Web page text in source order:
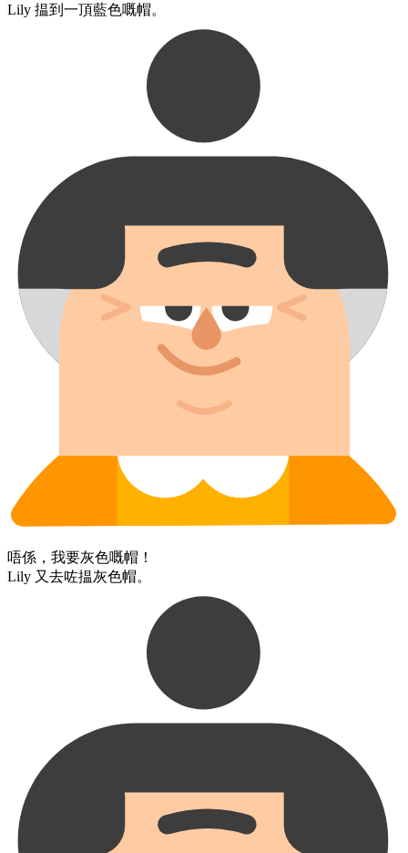
Lily ​揾到​一​頂​藍色​嘅​帽。
唔係，​我​要​灰色​嘅​帽！
Lily ​又​去咗​揾​灰色​帽。